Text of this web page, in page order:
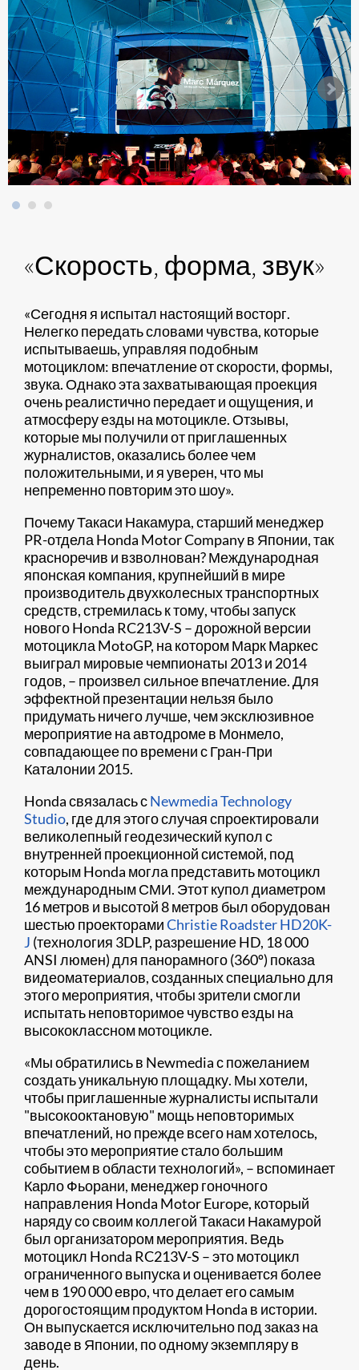
«Скорость, форма, звук»
«Сегодня я испытал настоящий восторг.
Нелегко передать словами чувства, которые
испытываешь, управляя подобным
мотоциклом: впечатление от скорости, формы,
звука. Однако эта захватывающая проекция
очень реалистично передает и ощущения, и
атмосферу езды на мотоцикле. Отзывы,
которые мы получили от приглашенных
журналистов, оказались более чем
положительными, и я уверен, что мы
непременно повторим это шоу».
Почему Такаси Накамура, старший менеджер
PR-отдела Honda Motor Company в Японии, так
красноречив и взволнован? Международная
японская компания, крупнейший в мире
производитель двухколесных транспортных
средств, стремилась к тому, чтобы запуск
нового Honda RC213V-S – дорожной версии
мотоцикла MotoGP, на котором Марк Маркес
выиграл мировые чемпионаты 2013 и 2014
годов, – произвел сильное впечатление. Для
эффектной презентации нельзя было
придумать ничего лучше, чем эксклюзивное
мероприятие на автодроме в Монмело,
совпадающее по времени с Гран-При
Каталонии 2015.
Honda связалась сNewmedia Technology
Studio, где для этого случая спроектировали
великолепный геодезический купол с
внутренней проекционной системой, под
которым Honda могла представить мотоцикл
международным СМИ. Этот купол диаметром
16 метров и высотой 8 метров был оборудован
шестью проекторамиChristie Roadster HD20K-
J (технология 3DLP, разрешение HD, 18 000
ANSI люмен) для панорамного (360º) показа
видеоматериалов, созданных специально для
этого мероприятия, чтобы зрители смогли
испытать неповторимое чувство езды на
высококлассном мотоцикле.
«Мы обратились в Newmedia с пожеланием
создать уникальную площадку. Мы хотели,
чтобы приглашенные журналисты испытали
"высокооктановую" мощь неповторимых
впечатлений, но прежде всего нам хотелось,
чтобы это мероприятие стало большим
событием в области технологий», – вспоминает
Карло Фьорани, менеджер гоночного
направления Honda Motor Europe, который
наряду со своим коллегой Такаси Накамурой
был организатором мероприятия. Ведь
мотоцикл Honda RC213V-S – это мотоцикл
ограниченного выпуска и оценивается более
чем в 190 000 евро, что делает его самым
дорогостоящим продуктом Honda в истории.
Он выпускается исключительно под заказ на
заводе в Японии, по одному экземпляру в
день.